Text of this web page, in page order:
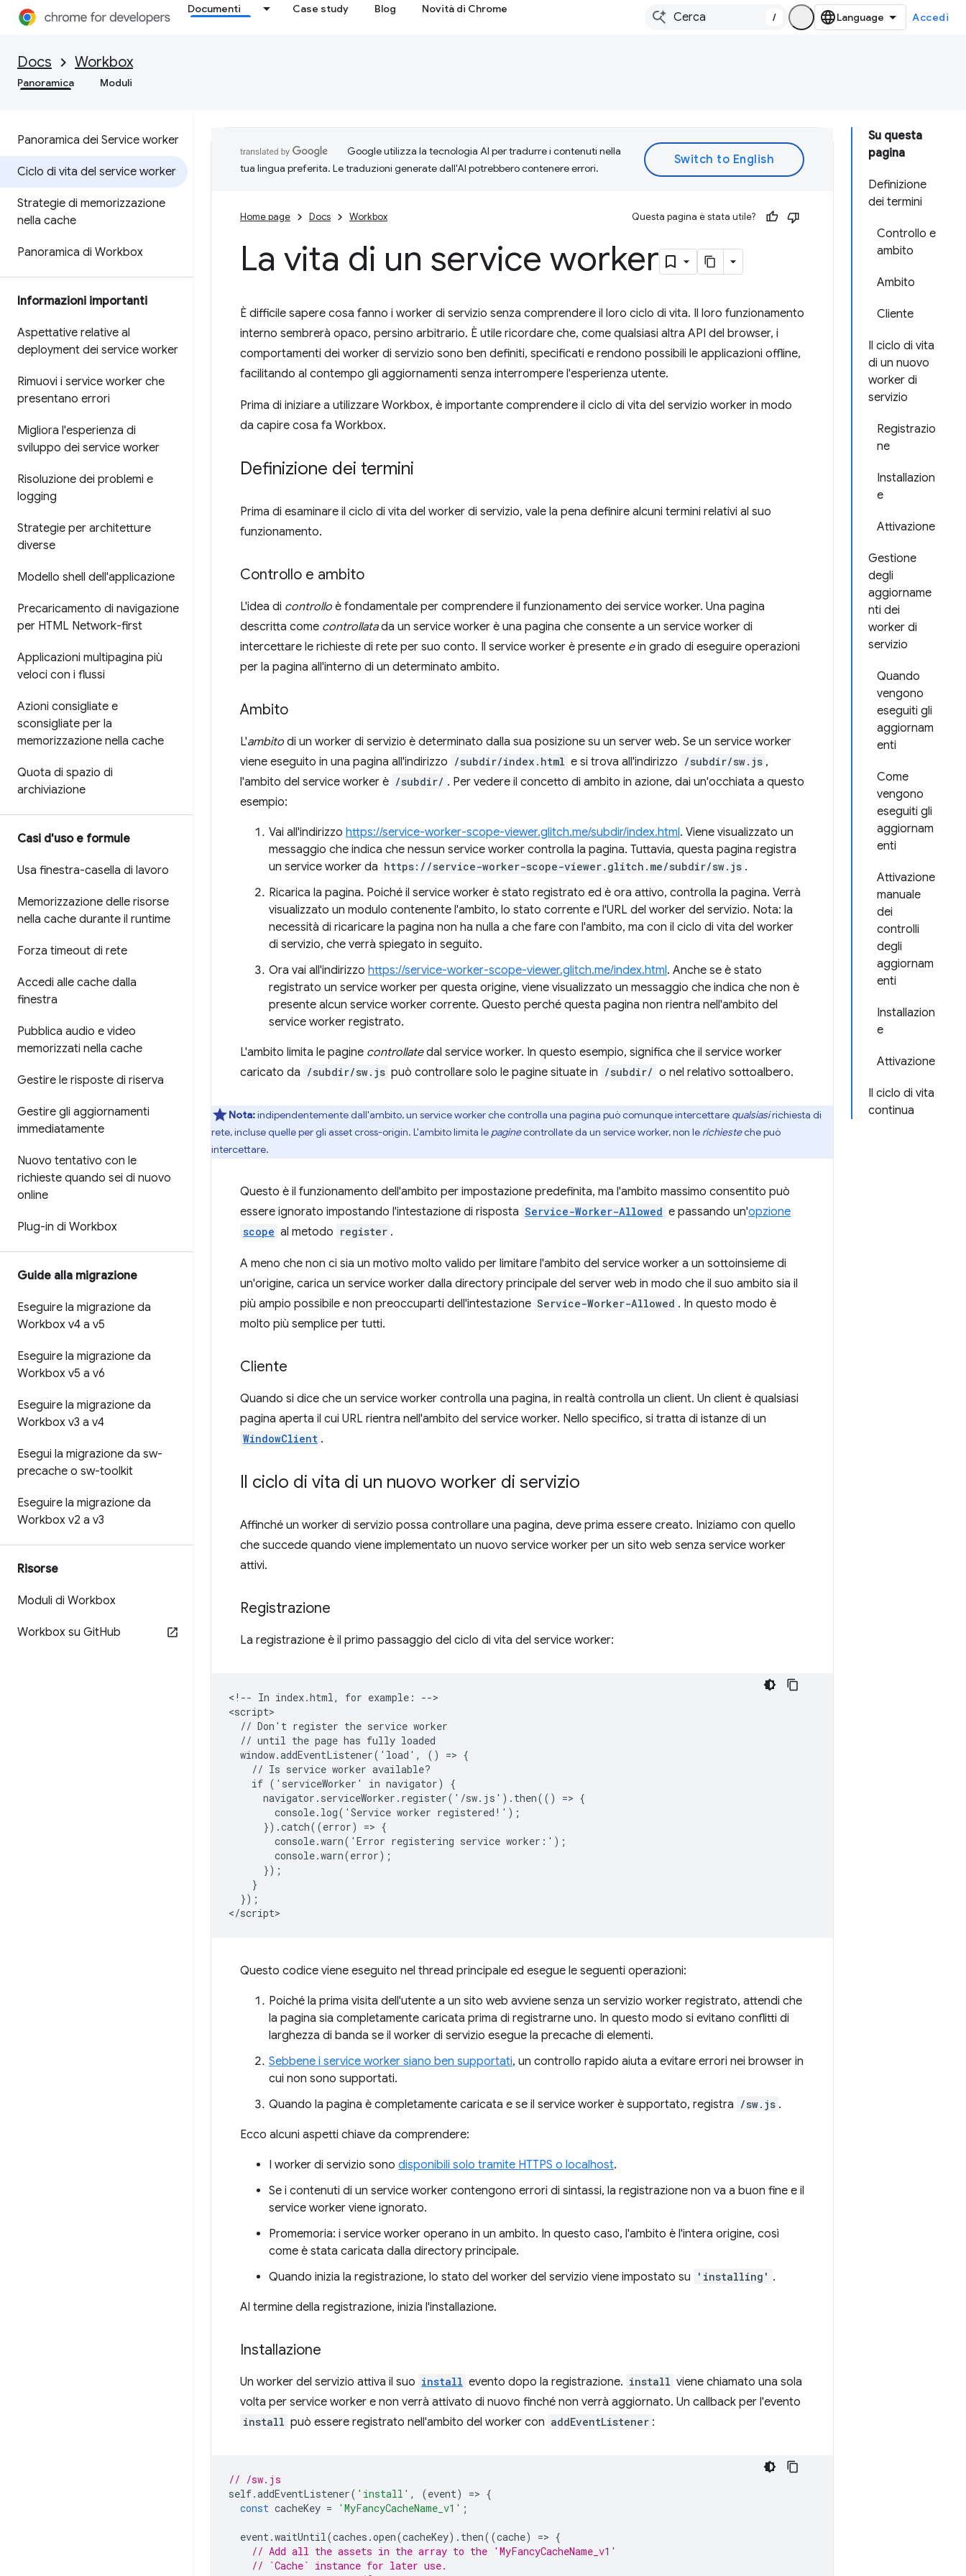
Documenti Case study Blog Novità di Chrome
/ Accedi
Docs Workbox
Panoramica Moduli
Panoramica dei Service worker
Ciclo di vita del service worker
Strategie di memorizzazione
nella cache
Panoramica di Workbox
Informazioni importanti
Aspettative relative al
deployment dei service worker
Rimuovi i service worker che
presentano errori
Migliora l'esperienza di
sviluppo dei service worker
Risoluzione dei problemi e
logging
Strategie per architetture
diverse
Modello shell dell'applicazione
Precaricamento di navigazione
per HTML Network-first
Applicazioni multipagina più
veloci con i flussi
Azioni consigliate e
sconsigliate per la
memorizzazione nella cache
Quota di spazio di
archiviazione
Casi d'uso e formule
Usa finestra-casella di lavoro
Memorizzazione delle risorse
nella cache durante il runtime
Forza timeout di rete
Accedi alle cache dalla
finestra
Pubblica audio e video
memorizzati nella cache
Gestire le risposte di riserva
Gestire gli aggiornamenti
immediatamente
Nuovo tentativo con le
richieste quando sei di nuovo
online
Plug-in di Workbox
Guide alla migrazione
Eseguire la migrazione da
Workbox v4 a v5
Eseguire la migrazione da
Workbox v5 a v6
Eseguire la migrazione da
Workbox v3 a v4
Esegui la migrazione da sw-
precache o sw-toolkit
Eseguire la migrazione da
Workbox v2 a v3
Risorse
Moduli di Workbox
Workbox su GitHub
Su questa
pagina
Definizione
dei termini
Controllo e
ambito
Ambito
Cliente
Il ciclo di vita
di un nuovo
worker di
servizio
Registrazio
ne
Installazion
e
Attivazione
Gestione
degli
aggiorname
nti dei
worker di
servizio
Quando
vengono
eseguiti gli
aggiornam
enti
Come
vengono
eseguiti gli
aggiornam
enti
Attivazione
manuale
dei
controlli
degli
aggiornam
enti
Installazion
e
Attivazione
Il ciclo di vita
continua
Google utilizza la tecnologia AI per tradurre i contenuti nella
tua lingua preferita. Le traduzioni generate dall'AI potrebbero contenere errori.
Home page Docs Workbox Questa pagina è stata utile?
La vita di un service worker
È difficile sapere cosa fanno i worker di servizio senza comprendere il loro ciclo di vita. Il loro funzionamento
interno sembrerà opaco, persino arbitrario. È utile ricordare che, come qualsiasi altra API del browser, i
comportamenti dei worker di servizio sono ben definiti, specificati e rendono possibili le applicazioni offline,
facilitando al contempo gli aggiornamenti senza interrompere l'esperienza utente.
Prima di iniziare a utilizzare Workbox, è importante comprendere il ciclo di vita del servizio worker in modo
da capire cosa fa Workbox.
Definizione dei termini
Prima di esaminare il ciclo di vita del worker di servizio, vale la pena definire alcuni termini relativi al suo
funzionamento.
Controllo e ambito
L'idea di controllo è fondamentale per comprendere il funzionamento dei service worker. Una pagina
descritta come controllatada un service worker è una pagina che consente a un service worker di
intercettare le richieste di rete per suo conto. Il service worker è presente ein grado di eseguire operazioni
per la pagina all'interno di un determinato ambito.
Ambito
L'ambito di un worker di servizio è determinato dalla sua posizione su un server web. Se un service worker
viene eseguito in una pagina all'indirizzo /subdir/index.html e si trova all'indirizzo /subdir/sw.js ,
l'ambito del service worker è /subdir/ . Per vedere il concetto di ambito in azione, dai un'occhiata a questo
esempio:
Vai all'indirizzo https://service-worker-scope-viewer.glitch.me/subdir/index.html. Viene visualizzato un
messaggio che indica che nessun service worker controlla la pagina. Tuttavia, questa pagina registra
un service worker da https://service-worker-scope-viewer.glitch.me/subdir/sw.js .
Ricarica la pagina. Poiché il service worker è stato registrato ed è ora attivo, controlla la pagina. Verrà
visualizzato un modulo contenente l'ambito, lo stato corrente e l'URL del worker del servizio. Nota: la
necessità di ricaricare la pagina non ha nulla a che fare con l'ambito, ma con il ciclo di vita del worker
di servizio, che verrà spiegato in seguito.
Ora vai all'indirizzo https://service-worker-scope-viewer.glitch.me/index.html. Anche se è stato
registrato un service worker per questa origine, viene visualizzato un messaggio che indica che non è
presente alcun service worker corrente. Questo perché questa pagina non rientra nell'ambito del
service worker registrato.
L'ambito limita le pagine controllatedal service worker. In questo esempio, significa che il service worker
caricato da /subdir/sw.js può controllare solo le pagine situate in /subdir/ o nel relativo sottoalbero.
Nota:indipendentemente dall'ambito, un service worker che controlla una pagina può comunque intercettare qualsiasirichiesta di
rete, incluse quelle per gli asset cross-origin. L'ambito limita le paginecontrollate da un service worker, non le richiesteche può
intercettare.
Questo è il funzionamento dell'ambito per impostazione predefinita, ma l'ambito massimo consentito può
essere ignorato impostando l'intestazione di risposta Service-Worker-Allowed e passando un'opzione
scope al metodo register .
A meno che non ci sia un motivo molto valido per limitare l'ambito del service worker a un sottoinsieme di
un'origine, carica un service worker dalla directory principale del server web in modo che il suo ambito sia il
più ampio possibile e non preoccuparti dell'intestazione Service-Worker-Allowed . In questo modo è
molto più semplice per tutti.
Cliente
Quando si dice che un service worker controlla una pagina, in realtà controlla un client. Un client è qualsiasi
pagina aperta il cui URL rientra nell'ambito del service worker. Nello specifico, si tratta di istanze di un
WindowClient .
Il ciclo di vita di un nuovo worker di servizio
Affinché un worker di servizio possa controllare una pagina, deve prima essere creato. Iniziamo con quello
che succede quando viene implementato un nuovo service worker per un sito web senza service worker
attivi.
Registrazione
La registrazione è il primo passaggio del ciclo di vita del service worker:
<!-- In index.html, for example: -->
<script>
  // Don't register the service worker
  // until the page has fully loaded
  window.addEventListener('load', () => {
    // Is service worker available?
    if ('serviceWorker' in navigator) {
      navigator.serviceWorker.register('/sw.js').then(() => {
        console.log('Service worker registered!');
      }).catch((error) => {
        console.warn('Error registering service worker:');
        console.warn(error);
      });
    }
  });
Questo codice viene eseguito nel thread principale ed esegue le seguenti operazioni:
Poiché la prima visita dell'utente a un sito web avviene senza un servizio worker registrato, attendi che
la pagina sia completamente caricata prima di registrarne uno. In questo modo si evitano conflitti di
larghezza di banda se il worker di servizio esegue la precache di elementi.
Sebbene i service worker siano ben supportati, un controllo rapido aiuta a evitare errori nei browser in
cui non sono supportati.
Quando la pagina è completamente caricata e se il service worker è supportato, registra /sw.js .
Ecco alcuni aspetti chiave da comprendere:
I worker di servizio sono disponibili solo tramite HTTPS o localhost.
Se i contenuti di un service worker contengono errori di sintassi, la registrazione non va a buon fine e il
service worker viene ignorato.
Promemoria: i service worker operano in un ambito. In questo caso, l'ambito è l'intera origine, così
come è stata caricata dalla directory principale.
Quando inizia la registrazione, lo stato del worker del servizio viene impostato su
'installing' .
Al termine della registrazione, inizia l'installazione.
Installazione
Un worker del servizio attiva il suo install evento dopo la registrazione. install viene chiamato una sola
volta per service worker e non verrà attivato di nuovo finché non verrà aggiornato. Un callback per l'evento
install può essere registrato nell'ambito del worker con addEventListener :
// /sw.js
self.addEventListener( 'install' , (event) => {
const cacheKey = 'MyFancyCacheName_v1' ;
event.waitUntil(caches .open(cacheKey). then((cache) => {
// Add all the assets in the array to the 'MyFancyCacheName_v1'
// `Cache` instance for later use.